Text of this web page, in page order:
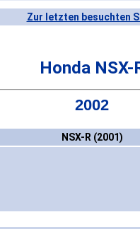
Zur letzten besuchten
Honda NSX-
2002
NSX-R (2001)